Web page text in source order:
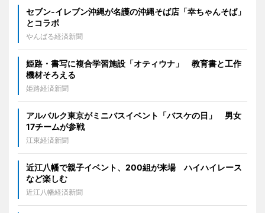
セブン‐イレブン沖縄が名護の沖縄そば店「幸ちゃんそば」
とコラボ
やんばる経済新聞
姫路・書写に複合学習施設「オティウナ」 教育書と工作
機材そろえる
姫路経済新聞
アルバルク東京がミニバスイベント「バスケの日」 男女
17チームが参戦
江東経済新聞
近江八幡で親子イベント、200組が来場 ハイハイレース
など楽しむ
近江八幡経済新聞